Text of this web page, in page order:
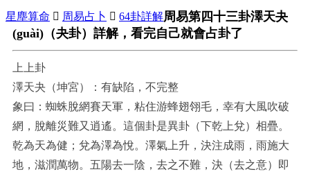
星塵算命  周易占卜  64卦詳解周易第四十三卦澤天夬
(guài)（夬卦）詳解，看完自己就會占卦了
上上卦
澤天夬（坤宮）：有缺陷，不完整
象曰：蜘蛛脫網賽天軍，粘住游蜂翅翎毛，幸有大風吹破
網，脫離災難又逍遙。這個卦是異卦（下乾上兌）相疊。
乾為天為健；兌為澤為悅。澤氣上升，決注成雨，雨施大
地，滋潤萬物。五陽去一陰，去之不難，決（去之意）即